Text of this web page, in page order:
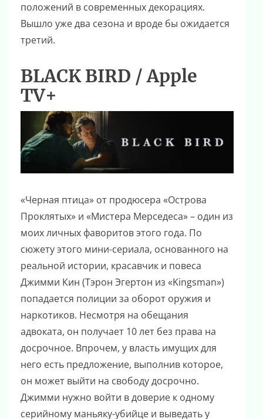
положений в современных декорациях.
Вышло уже два сезона и вроде бы ожидается
третий.
BLACK BIRD / Apple
TV+
«Черная птица» от продюсера «Острова
Проклятых» и «Мистера Мерседеса» – один из
моих личных фаворитов этого года. По
сюжету этого мини-сериала, основанного на
реальной истории, красавчик и повеса
Джимми Кин (Тэрон Эгертон из «Kingsman»)
попадается полиции за оборот оружия и
наркотиков. Несмотря на обещания
адвоката, он получает 10 лет без права на
досрочное. Впрочем, у власть имущих для
него есть предложение, выполнив которое,
он может выйти на свободу досрочно.
Джимми нужно войти в доверие к одному
серийному маньяку-убийце и выведать у